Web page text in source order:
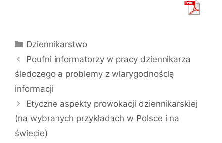
Kategorie
Dziennikarstwo
Poufni informatorzy w pracy dziennikarza
śledczego a problemy z wiarygodnością
informacji
Etyczne aspekty prowokacji dziennikarskiej
(na wybranych przykładach w Polsce i na
świecie)